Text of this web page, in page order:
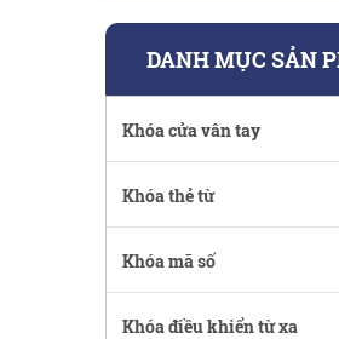
DANH MỤC SẢN
Khóa cửa vân tay
Khóa thẻ từ
Khóa mã số
Khóa điều khiển từ xa